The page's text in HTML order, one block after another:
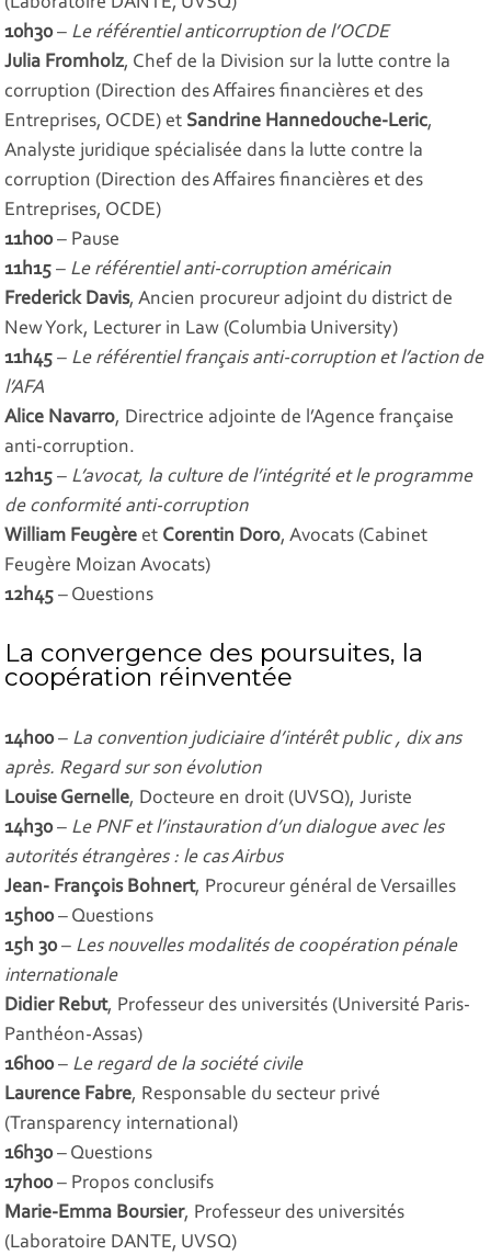
10h30– Le référentiel anticorruption de l’OCDE
Julia Fromholz, Chef de la Division sur la lutte contre la
corruption (Direction des Affaires financières et des
Entreprises, OCDE) et Sandrine Hannedouche-Leric,
Analyste juridique spécialisée dans la lutte contre la
corruption (Direction des Affaires financières et des
Entreprises, OCDE)
11h00– Pause
11h15 – Le référentiel anti-corruption américain
Frederick Davis, Ancien procureur adjoint du district de
New York, Lecturer in Law (Columbia University)
11h45 – Le référentiel français anti-corruption et l’action de
l’AFA
Alice Navarro, Directrice adjointe de l’Agence française
anti-corruption.
12h15 – L’avocat, la culture de l’intégrité et le programme
de conformité anti-corruption
William Feugère et Corentin Doro, Avocats (Cabinet
Feugère Moizan Avocats)
12h45 – Questions
La convergence des poursuites, la
coopération réinventée
14h00– La convention judiciaire d’intérêt public , dix ans
après. Regard sur son évolution
Louise Gernelle, Docteure en droit (UVSQ), Juriste
14h30– Le PNF et l’instauration d’un dialogue avec les
autorités étrangères : le cas Airbus
Jean- François Bohnert, Procureur général de Versailles
15h00– Questions
15h 30– Les nouvelles modalités de coopération pénale
internationale
Didier Rebut, Professeur des universités (Université Paris-
Panthéon-Assas)
16h00– Le regard de la société civile
Laurence Fabre, Responsable du secteur privé
(Transparency international)
16h30– Questions
17h00– Propos conclusifs
Marie-Emma Boursier, Professeur des universités
(Laboratoire DANTE, UVSQ)